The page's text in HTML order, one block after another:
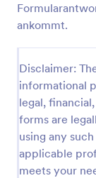
ankommt.
Disclaimer:
informational
legal,
forms are
using any
applicable
meets your